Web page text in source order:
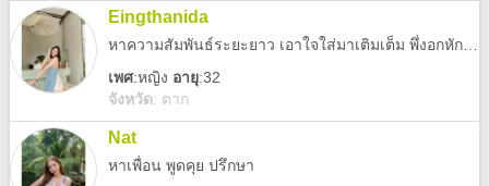
Eingthanida
เพศ:หญิง อายุ:32
จังหวัด: ตาก
Nat
หาเพื่อน พูดคุย ปรึกษา